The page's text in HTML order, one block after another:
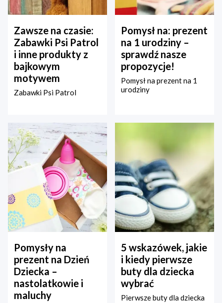
Zawsze na czasie:
Zabawki Psi Patrol
i inne produkty z
bajkowym
motywem
Zabawki Psi Patrol
Pomysł na: prezent
na 1 urodziny –
sprawdź nasze
propozycje!
Pomysł na prezent na 1
urodziny
Pomysły na
prezent na Dzień
Dziecka –
nastolatkowie i
maluchy
5 wskazówek, jakie
i kiedy pierwsze
buty dla dziecka
wybrać
Pierwsze buty dla dziecka